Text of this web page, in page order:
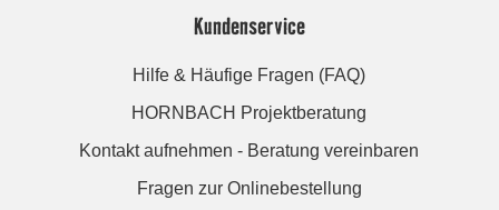
Kundenservice
Hilfe & Häufige Fragen (FAQ)
HORNBACH Projektberatung
Kontakt aufnehmen - Beratung vereinbaren
Fragen zur Onlinebestellung